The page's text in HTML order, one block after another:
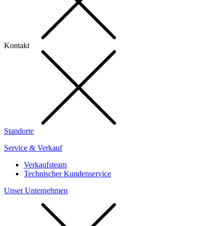
Kontakt
Standorte
Service & Verkauf
Verkaufsteam
Technischer Kundenservice
Unser Unternehmen